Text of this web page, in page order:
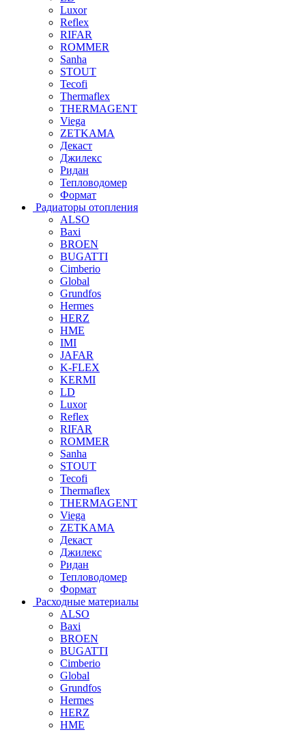
Luxor
Reflex
RIFAR
ROMMER
Sanha
STOUT
Tecofi
Thermaflex
THERMAGENT
Viega
ZETKAMA
Декаст
Джилекс
Ридан
Тепловодомер
Формат
Радиаторы отопления
ALSO
Baxi
BROEN
BUGATTI
Cimberio
Global
Grundfos
Hermes
HERZ
HME
IMI
JAFAR
K-FLEX
KERMI
LD
Luxor
Reflex
RIFAR
ROMMER
Sanha
STOUT
Tecofi
Thermaflex
THERMAGENT
Viega
ZETKAMA
Декаст
Джилекс
Ридан
Тепловодомер
Формат
Расходные материалы
ALSO
Baxi
BROEN
BUGATTI
Cimberio
Global
Grundfos
Hermes
HERZ
HME